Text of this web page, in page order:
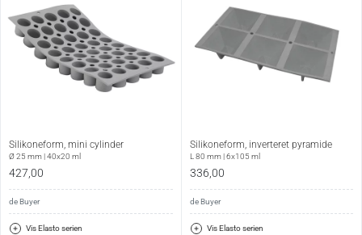
Silikoneform, mini cylinder
Ø 25 mm | 40x20 ml
427,00
de Buyer
Vis Elasto serien
Silikoneform, inverteret pyramide
L 80 mm | 6x105 ml
336,00
de Buyer
Vis Elasto serien